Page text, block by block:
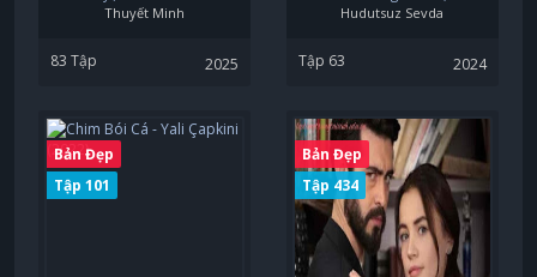
Thuyết Minh
83 Tập 2025
Hudutsuz Sevda
Tập 63 2024
Bản Đẹp
Tập 101
Bản Đẹp
Tập 434